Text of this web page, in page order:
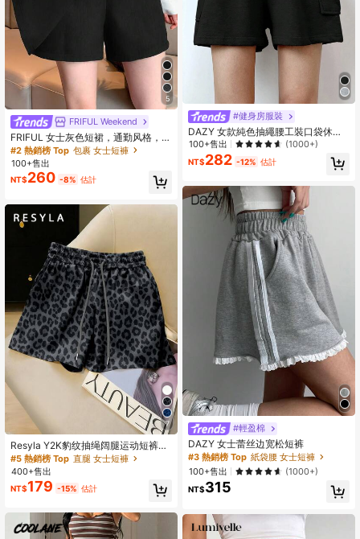
5
FRIFUL Weekend
FRIFUL 女士灰色短裙，通勤风格，春
夏
#2 熱銷榜 Top 包裹 女士短褲
100+售出
NT$260 -8% 估計
7
Resyla Y2K豹纹抽绳阔腿运动短裤，
复古美式豹纹休闲短裤，韩版宽松高
腰抽绳豹纹短裤，通勤居家豹纹休闲
短裤，性感豹纹抽绳弹力腰阔腿休闲
短裤，夏季薄款高腰显瘦A字豹纹宽松
#5 熱銷榜 Top 直腿 女士短褲
400+售出
NT$179 -15% 估計
#健身房服裝
DAZY 女款純色抽繩腰工裝口袋休閒
寬鬆短褲校園風
100+售出 (1000+)
NT$282 -12% 估計
#輕盈棉
DAZY 女士蕾丝边宽松短裤
#3 熱銷榜 Top 紙袋腰 女士短褲
100+售出
(1000+)
NT$315